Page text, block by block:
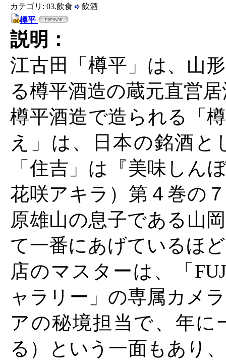
カテゴリ: 03.飲食
飲酒
樽平
説明：
江古田「樽平」は、山
る樽平酒造の蔵元直営
樽平酒造で造られる「
え」は、日本の銘酒
「住吉」は『美味しん
花咲アキラ）第４巻の
原雄山の息子である山
て一番にあげているほ
店のマスターは、「
ャラリー」の専属カメ
アの秘境担当で、年に
る）という一面もあり